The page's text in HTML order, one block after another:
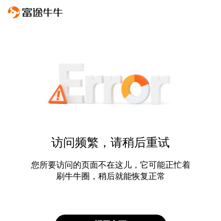
访问频繁，请稍后重试
您所要访问的页面不在这儿，它可能正忙着
刷牛牛圈，稍后就能恢复正常